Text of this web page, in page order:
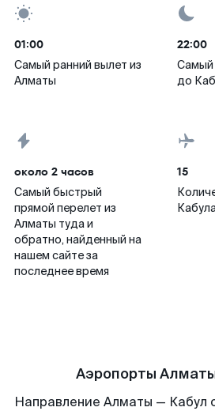
01:00
Самый ранний вылет из
Алматы
22:00
Самый
до
около 2 часов
Самый быстрый
прямой перелет из
Алматы туда и
обратно, найденный на
нашем сайте за
последнее время
15
Аэропорты
Направление Алматы — Кабул